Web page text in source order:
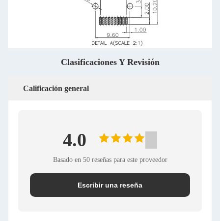
Clasificaciones Y Revisión
Calificación general
4.0
Basado en 50 reseñas para este proveedor
Escribir una reseña